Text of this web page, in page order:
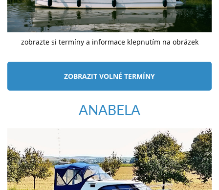
zobrazte si termíny a informace klepnutím na obrázek
ZOBRAZIT VOLNÉ TERMÍNY
ANABELA